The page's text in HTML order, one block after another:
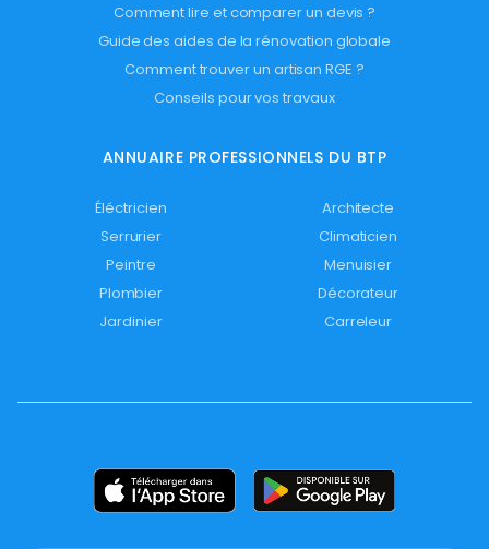
Comment lire et comparer un devis ?
Guide des aides de la rénovation globale
Comment trouver un artisan RGE ?
Conseils pour vos travaux
ANNUAIRE PROFESSIONNELS DU BTP
Éléctricien
Architecte
Serrurier
Climaticien
Peintre
Menuisier
Plombier
Décorateur
Jardinier
Carreleur